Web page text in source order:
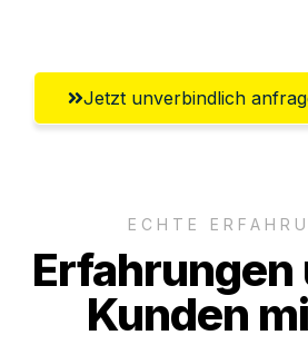
Jetzt unverbindlich
ECHTE
Erfahrungen
Kunden